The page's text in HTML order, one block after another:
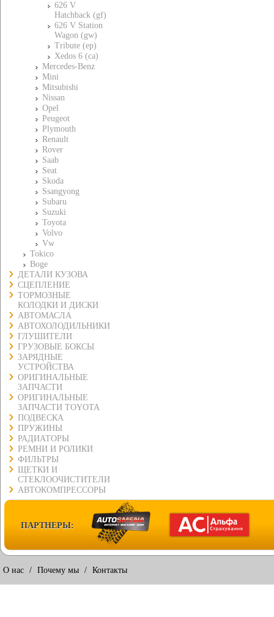
626 V
Hatchback (gf)
626 V Station
Wagon (gw)
Tribute (ep)
Xedos 6 (ca)
Mercedes-Benz
Mini
Mitsubishi
Nissan
Opel
Peugeot
Plymouth
Renault
Rover
Saab
Seat
Skoda
Ssangyong
Subaru
Suzuki
Toyota
Volvo
Vw
Tokico
Boge
ДЕТАЛИ КУЗОВА
СЦЕПЛЕНИЕ
ТОРМОЗНЫЕ
КОЛОДКИ И ДИСКИ
АВТОМАСЛА
АВТОХОЛОДИЛЬНИКИ
ГЛУШИТЕЛИ
ГРУЗОВЫЕ БОКСЫ
ЗАРЯДНЫЕ
УСТРОЙСТВА
ОРИГИНАЛЬНЫЕ
ЗАПЧАСТИ
ОРИГИНАЛЬНЫЕ
ЗАПЧАСТИ TOYOTA
ПОДВЕСКА
ПРУЖИНЫ
РАДИАТОРЫ
РЕМНИ И РОЛИКИ
ФИЛЬТРЫ
ЩЕТКИ И
СТЕКЛООЧИСТИТЕЛИ
АВТОКОМПРЕССОРЫ
ПАРТНЕРЫ:
О нас / Почему мы / Контакты